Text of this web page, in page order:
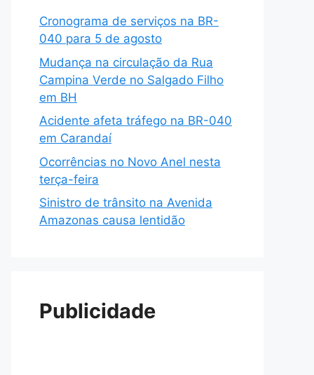
Cronograma de serviços na BR-
040 para 5 de agosto
Mudança na circulação da Rua
Campina Verde no Salgado Filho
em BH
Acidente afeta tráfego na BR-040
em Carandaí
Ocorrências no Novo Anel nesta
terça-feira
Sinistro de trânsito na Avenida
Amazonas causa lentidão
Publicidade